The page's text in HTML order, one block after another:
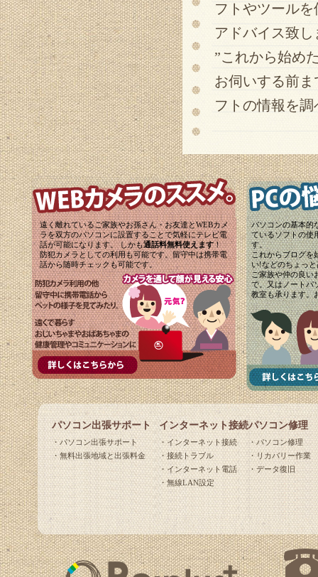
フトやツール
アドバイス致し
”これから始め
お伺いする前
フトの情報を
遠く離れているご家族やお孫さん・お友達とWEBカメ
ラを双方のパソコンに設置することで気軽にテレビ電
話が可能になります。 しかも通話料無料使えます！
防犯カメラとしての利用も可能です。留守中は携帯電
話から随時チェックも可能です。
パソコンの基本的
ているソフトの使
す。
これからブログを
い!などのちょっ
ご家族や仲の良い
で。又はノートパ
教室も承ります。
パソコン出張サポート
・パソコン出張サポート
・無料出張地域と出張料金
インターネット接続
・ インターネット接続
・接続トラブル
・ インターネット電話
・無線LAN設定
パソコン修理
・パソコン修理
・リカバリー作業
・データ復旧